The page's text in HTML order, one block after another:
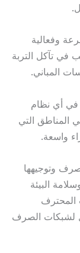
وفعالية
في تآكل التربة
المباني.
في أي نظام
التي
واسعة.
وتوجيهها
البيئة
المحترف
لشبكات الصرف